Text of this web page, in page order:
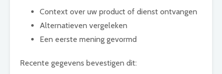
Context over uw product of dienst ontvangen
Alternatieven vergeleken
Een eerste mening gevormd
Recente gegevens bevestigen dit: